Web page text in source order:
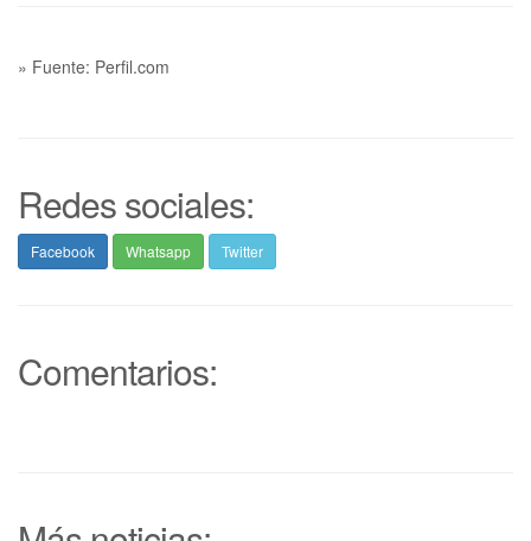
» Fuente: Perfil.com
Redes sociales:
Facebook Whatsapp Twitter
Comentarios: